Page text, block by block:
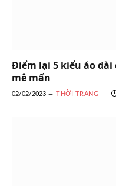
Điểm lại 5 kiểu áo
mê mẩn
02/02/2023 THỜI TRANG